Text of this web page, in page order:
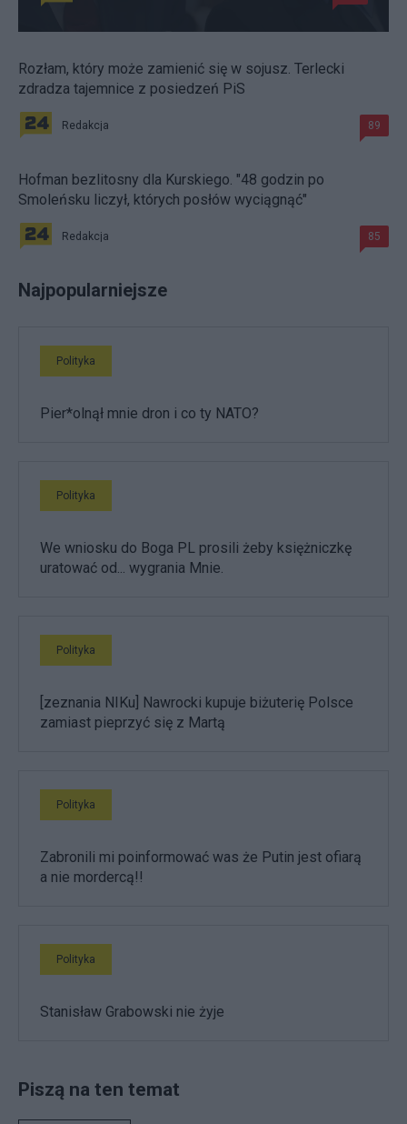
Rozłam, który może zamienić się w sojusz. Terlecki
zdradza tajemnice z posiedzeń PiS
Redakcja 89
Hofman bezlitosny dla Kurskiego. "48 godzin po
Smoleńsku liczył, których posłów wyciągnąć"
Redakcja 85
Najpopularniejsze
Polityka
Pier*olnął mnie dron i co ty NATO?
Polityka
We wniosku do Boga PL prosili żeby księżniczkę
uratować od... wygrania Mnie.
Polityka
[zeznania NIKu] Nawrocki kupuje biżuterię Polsce
zamiast pieprzyć się z Martą
Polityka
Zabronili mi poinformować was że Putin jest ofiarą
a nie mordercą!!
Polityka
Stanisław Grabowski nie żyje
Piszą na ten temat